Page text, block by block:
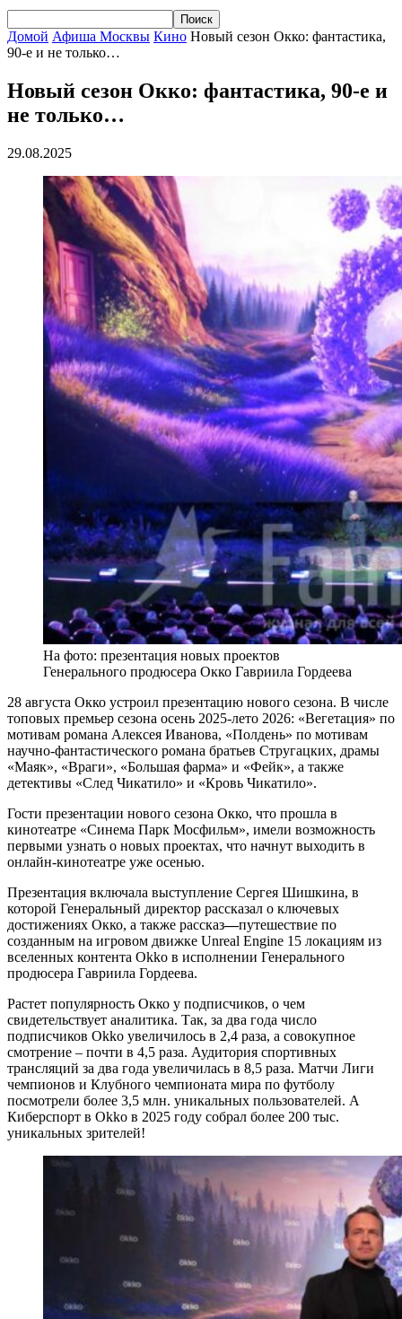
Домой Афиша Москвы Кино Новый сезон Окко: фантастика,
90-е и не только…
Новый сезон Окко: фантастика, 90-е и
не только…
29.08.2025
На фото: презентация новых проектов
Генерального продюсера Окко Гавриила Гордеева
28 августа Окко устроил презентацию нового сезона. В числе
топовых премьер сезона осень 2025-лето 2026: «Вегетация» по
мотивам романа Алексея Иванова, «Полдень» по мотивам
научно-фантастического романа братьев Стругацких, драмы
«Маяк», «Враги», «Большая фарма» и «Фейк», а также
детективы «След Чикатило» и «Кровь Чикатило».
Гости презентации нового сезона Окко, что прошла в
кинотеатре «Синема Парк Мосфильм», имели возможность
первыми узнать о новых проектах, что начнут выходить в
онлайн-кинотеатре уже осенью.
Презентация включала выступление Сергея Шишкина, в
которой Генеральный директор рассказал о ключевых
достижениях Окко, а также рассказ—путешествие по
созданным на игровом движке Unreal Engine 15 локациям из
вселенных контента Okko в исполнении Генерального
продюсера Гавриила Гордеева.
Растет популярность Окко у подписчиков, о чем
свидетельствует аналитика. Так, за два года число
подписчиков Okko увеличилось в 2,4 раза, а совокупное
смотрение – почти в 4,5 раза. Аудитория спортивных
трансляций за два года увеличилась в 8,5 раза. Матчи Лиги
чемпионов и Клубного чемпионата мира по футболу
посмотрели более 3,5 млн. уникальных пользователей. А
Киберспорт в Okko в 2025 году собрал более 200 тыс.
уникальных зрителей!